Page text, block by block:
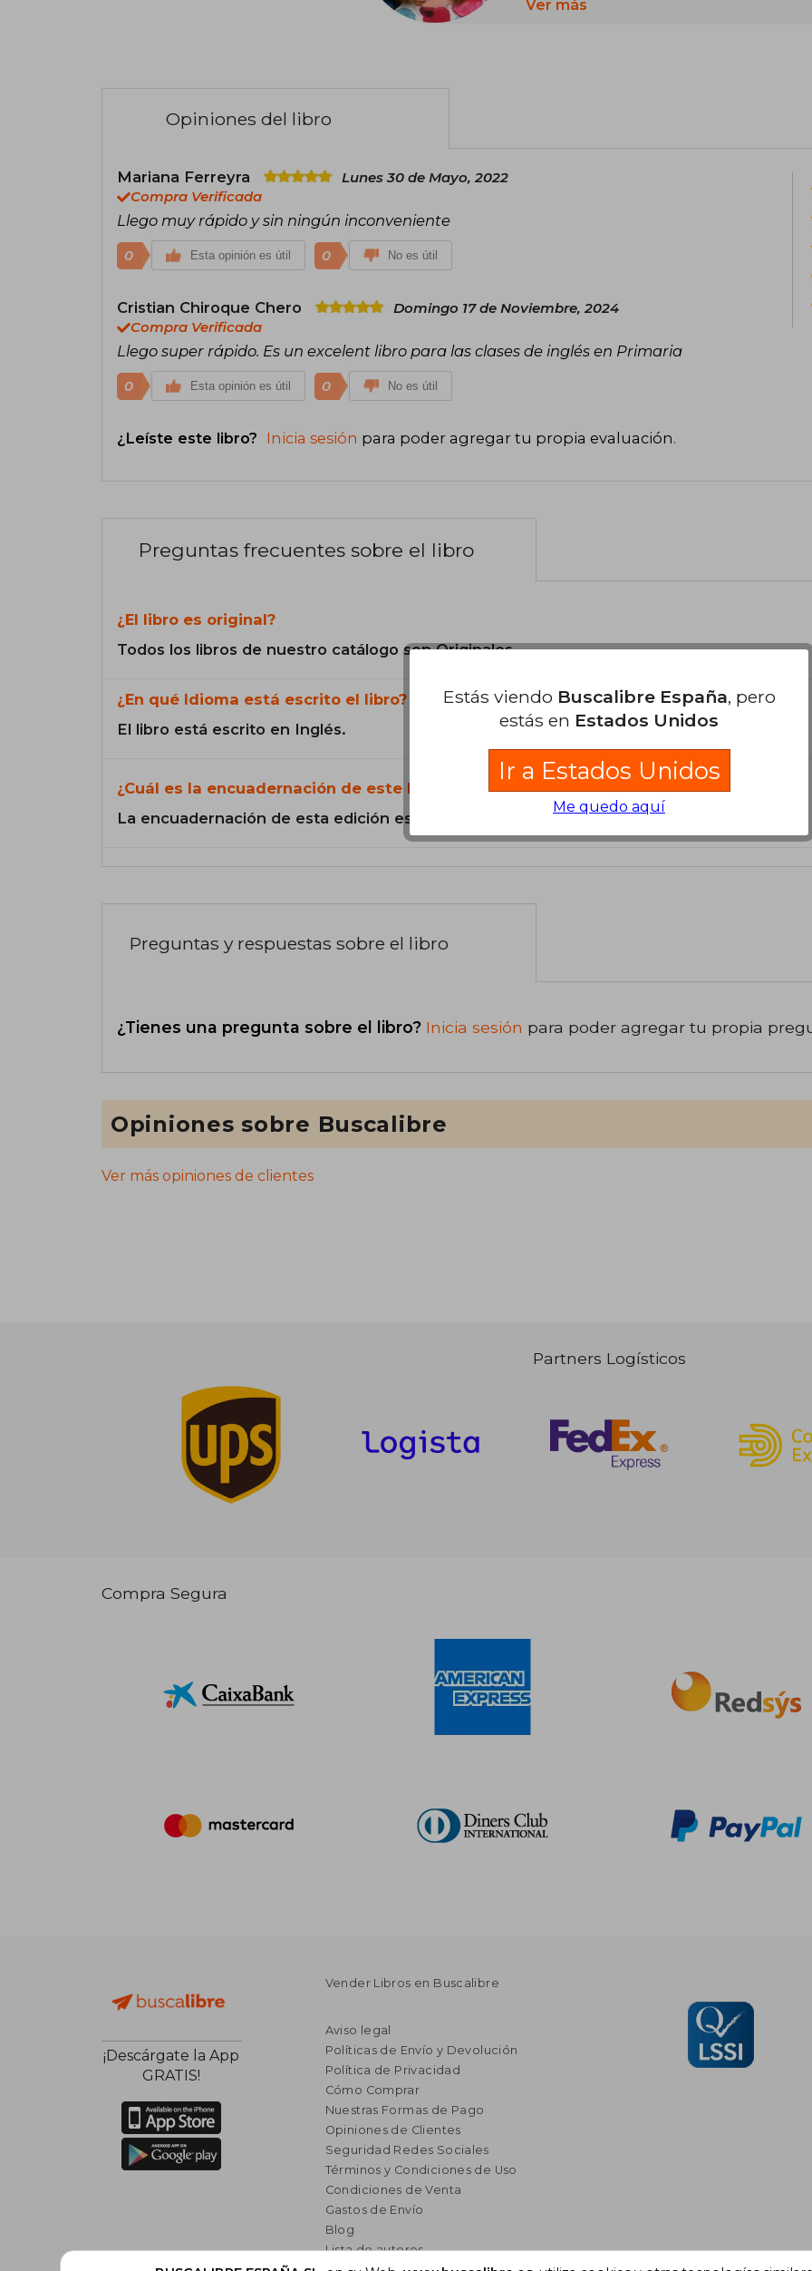
Desde ese momento se ha dedicado a
Ver más
Opiniones del libro
Mariana Ferreyra
Lunes 30 de Mayo, 2022
Compra Verificada
Llego muy rápido y sin ningún inconveniente
0 Esta opinión es útil 0 No es útil
Cristian Chiroque Chero
Domingo 17 de Noviembre, 2024
Compra Verificada
Llego super rápido. Es un excelent libro para las clases de inglés en Primaria
0 Esta opinión es útil 0 No es útil
¿Leíste este libro? Inicia sesión para poder agregar tu propia evaluación.
Preguntas frecuentes sobre el libro
¿El libro es original?
Todos los libros de nuestro catálogo son Originales.
¿En qué Idioma está escrito el libro?
El libro está escrito en Inglés.
¿Cuál es la encuadernación de este libro?
La encuadernación de esta edición es Tapa Blanda.
Preguntas y respuestas sobre el libro
¿Tienes una pregunta sobre el libro? Inicia sesión para poder agregar tu propia
Opiniones sobre Buscalibre
Ver más opiniones de clientes
Partners Logísticos
Compra Segura
¡Descárgate la App
GRATIS!
Vender Libros en Buscalibre
Aviso legal
Políticas de Envío y Devolución
Política de Privacidad
Cómo Comprar
Nuestras Formas de Pago
Opiniones de Clientes
Seguridad Redes Sociales
Términos y Condiciones de Uso
Condiciones de Venta
Gastos de Envío
Blog
Lista de autores
Estás viendo Buscalibre España, pero
estás en Estados Unidos
Ir a Estados Unidos
Me quedo aquí